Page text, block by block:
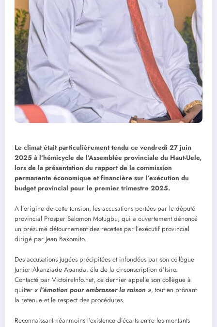
Le climat était particulièrement tendu ce vendredi 27 juin
2025 à l’hémicycle de l’Assemblée provinciale du Haut-Uele,
lors de la présentation du rapport de la commission
permanente économique et financière sur l’exécution du
budget provincial pour le premier trimestre 2025.
A l’origine de cette tension, les accusations portées par le député
provincial Prosper Salomon Motugbu, qui a ouvertement dénoncé
un présumé détournement des recettes par l’exécutif provincial
dirigé par Jean Bakomito.
Des accusations jugées précipitées et infondées par son collègue
Junior Akanziade Abanda, élu de la circonscription d’Isiro.
Contacté par VictoireInfo.net, ce dernier appelle son collègue à
quitter « l’émotion pour embrasser la raison », tout en prônant
la retenue et le respect des procédures.
Reconnaissant néanmoins l’existence d’écarts entre les montants